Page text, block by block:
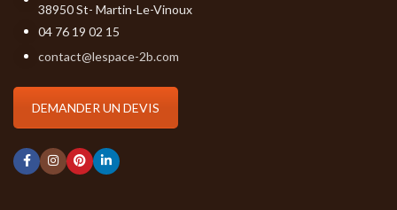
38950 St- Martin-Le-Vinoux
04 76 19 02 15
contact@lespace-2b.com
DEMANDER UN DEVIS